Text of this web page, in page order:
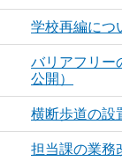
学校再編につ
バリアフリー
公開）
横断歩道の設
担当課の業務